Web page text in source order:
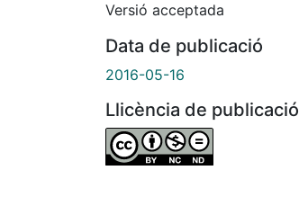
Versió acceptada
Data de publicació
2016-05-16
Llicència de publicació